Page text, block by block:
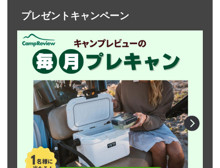
プレゼントキャンペーン